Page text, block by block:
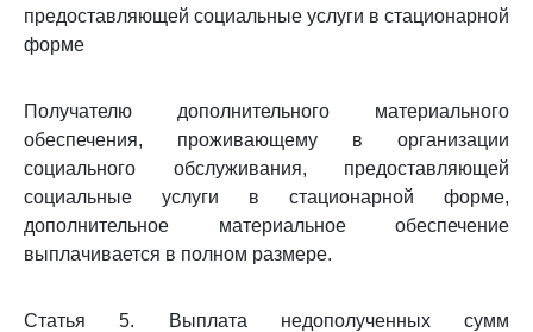
предоставляющей социальные услуги в стационарной
форме
Получателю дополнительного материального
обеспечения, проживающему в организации
социального обслуживания, предоставляющей
социальные услуги в стационарной форме,
дополнительное материальное обеспечение
выплачивается в полном размере.
Статья 5. Выплата недополученных сумм